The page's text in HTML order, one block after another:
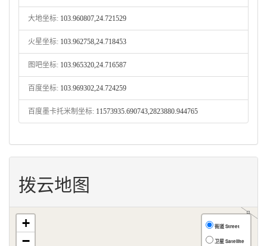
大地坐标: 103.960807,24.721529
火星坐标: 103.962758,24.718453
图吧坐标: 103.965320,24.716587
百度坐标: 103.969302,24.724259
百度墨卡托米制坐标: 11573935.690743,2823880.944765
拨云地图
+
−
街道 Street
卫星 Satellite